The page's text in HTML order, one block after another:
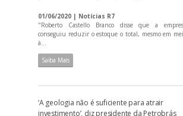
01/06/2020 | Notícias R7
"Roberto Castello Branco disse que a
conseguiu reduzir o estoque o total, mesmo em
à...
Saiba Mais
‘A geologia não é suficiente para atrair
investimento’, diz presidente da Petrobrás